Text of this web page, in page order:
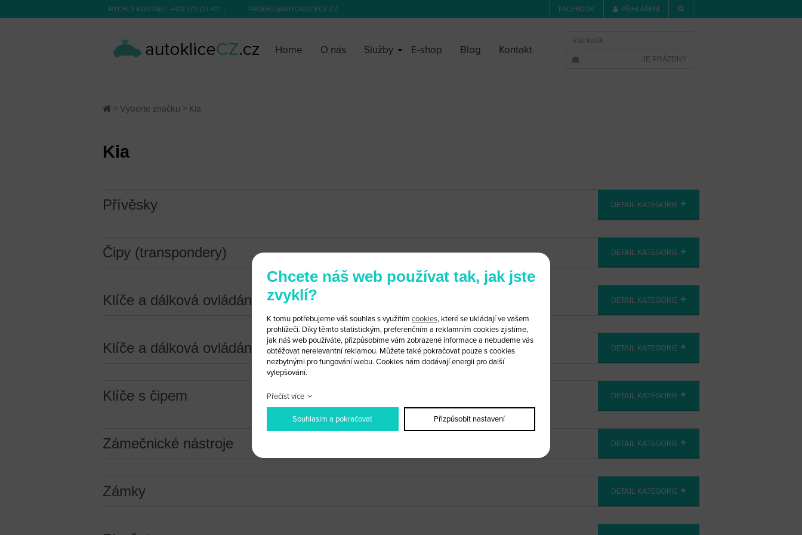
RYCHLÝ KONTAKT: +420 773 114 421 | PRODEJ@AUTOKLICECZ.CZ FACEBOOK PŘIHLÁŠENÍ
Home O nás Služby E-shop Blog Kontakt
Váš košík
JE PRÁZDNÝ
> Vyberte značku > Kia
Kia
Přívěsky DETAIL KATEGORIE
Čipy (transpondery) DETAIL KATEGORIE
Klíče a dálková ovládání DETAIL KATEGORIE
Klíče a dálková ovládání (obaly) DETAIL KATEGORIE
Klíče s čipem DETAIL KATEGORIE
Zámečnické nástroje DETAIL KATEGORIE
Zámky DETAIL KATEGORIE
Chcete náš web používat tak, jak jste
zvyklí?
K tomu potřebujeme váš souhlas s využitím cookies, které se ukládají ve vašem
prohlížeči. Díky těmto statistickým, preferenčním a reklamním cookies zjistíme,
jak náš web používáte, přizpůsobíme vám zobrazené informace a nebudeme vás
obtěžovat nerelevantní reklamou. Můžete také pokračovat pouze s cookies
nezbytnými pro fungování webu. Cookies nám dodávají energii pro další
vylepšování.
Přečíst více
Souhlasím a pokračovat Přizpůsobit nastavení